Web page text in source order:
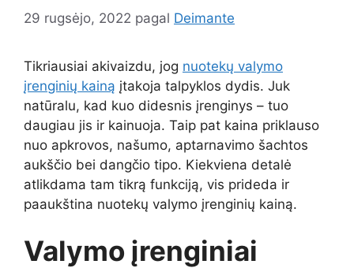
29 rugsėjo, 2022 pagal Deimante
Tikriausiai akivaizdu, jog nuotekų valymo
įrenginių kainą įtakoja talpyklos dydis. Juk
natūralu, kad kuo didesnis įrenginys – tuo
daugiau jis ir kainuoja. Taip pat kaina priklauso
nuo apkrovos, našumo, aptarnavimo šachtos
aukščio bei dangčio tipo. Kiekviena detalė
atlikdama tam tikrą funkciją, vis prideda ir
paaukština nuotekų valymo įrenginių kainą.
Valymo įrenginiai